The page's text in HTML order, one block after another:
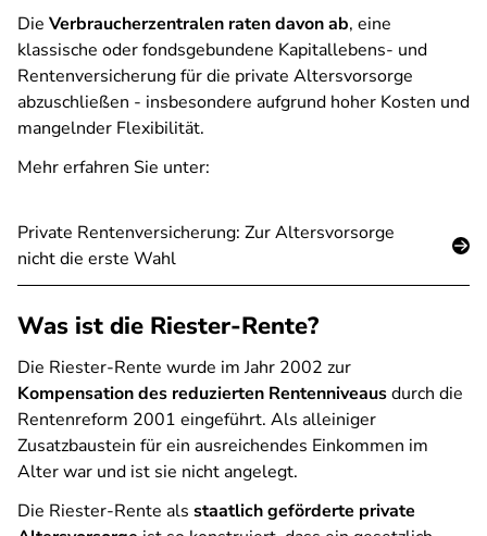
Die Verbraucherzentralen raten davon ab, eine
klassische oder fondsgebundene Kapitallebens- und
Rentenversicherung für die private Altersvorsorge
abzuschließen - insbesondere aufgrund hoher Kosten und
mangelnder Flexibilität.
Mehr erfahren Sie unter:
Private Rentenversicherung: Zur Altersvorsorge
nicht die erste Wahl
Was ist die Riester-Rente?
Die Riester-Rente wurde im Jahr 2002 zur
Kompensation des reduzierten Rentenniveausdurch die
Rentenreform 2001 eingeführt. Als alleiniger
Zusatzbaustein für ein ausreichendes Einkommen im
Alter war und ist sie nicht angelegt.
Die Riester-Rente als staatlich geförderte private